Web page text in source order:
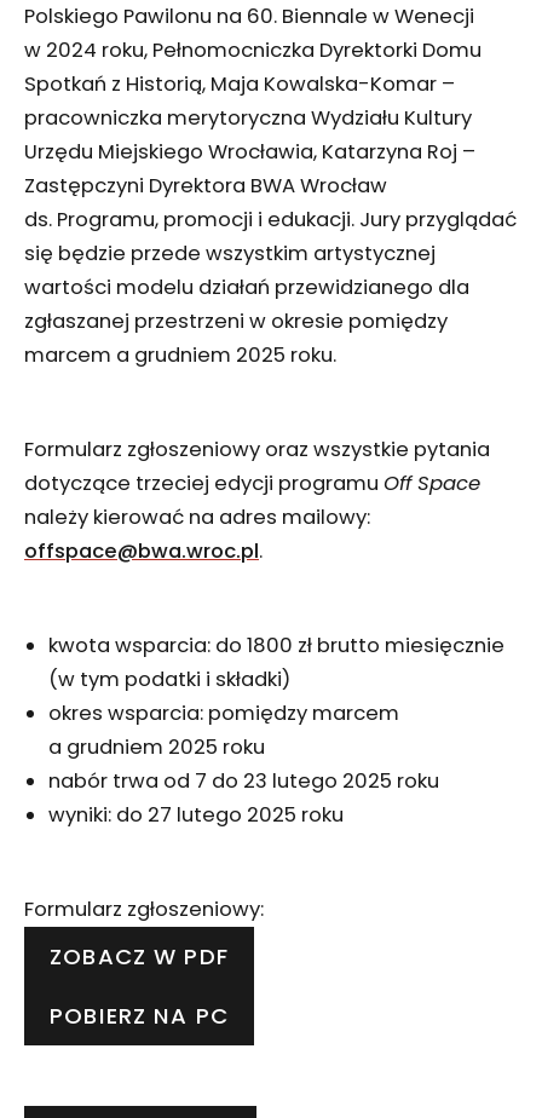
Polskiego Pawilonu na 60. Biennale w Wenecji
w 2024 roku, Pełnomocniczka Dyrektorki Domu
Spotkań z Historią, Maja Kowalska-Komar –
pracowniczka merytoryczna Wydziału Kultury
Urzędu Miejskiego Wrocławia, Katarzyna Roj –
Zastępczyni Dyrektora BWA Wrocław
ds. Programu, promocji i edukacji. Jury przyglądać
się będzie przede wszystkim artystycznej
wartości modelu działań przewidzianego dla
zgłaszanej przestrzeni w okresie pomiędzy
marcem a grudniem 2025 roku.
Formularz zgłoszeniowy oraz wszystkie pytania
dotyczące trzeciej edycji programu Off Space
należy kierować na adres mailowy:
offspace@bwa.wroc.pl.
kwota wsparcia: do 1800 zł brutto miesięcznie
(w tym podatki i składki)
okres wsparcia: pomiędzy marcem
a grudniem 2025 roku
nabór trwa od 7 do 23 lutego 2025 roku
wyniki: do 27 lutego 2025 roku
Formularz zgłoszeniowy:
ZOBACZ W PDF
POBIERZ NA PC